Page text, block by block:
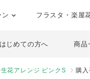
ン フラスタ・楽屋
はじめての方へ 商品
花アレンジ ピンクS 購入